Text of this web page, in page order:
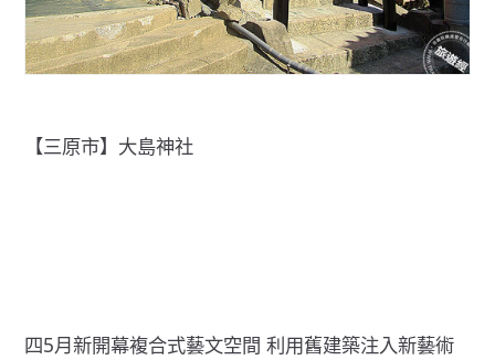
【三原市】大島神社
四5月新開幕複合式藝文空間 利用舊建築注入新藝術